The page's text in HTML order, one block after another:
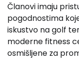
Članovi imaju
pogodnostima
iskustvo na golf
moderne fitness
osmišljene za